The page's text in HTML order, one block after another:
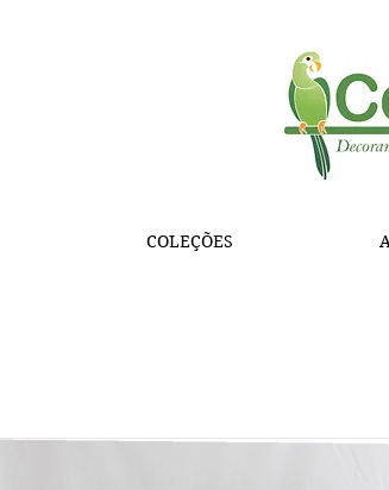
COLEÇÕES